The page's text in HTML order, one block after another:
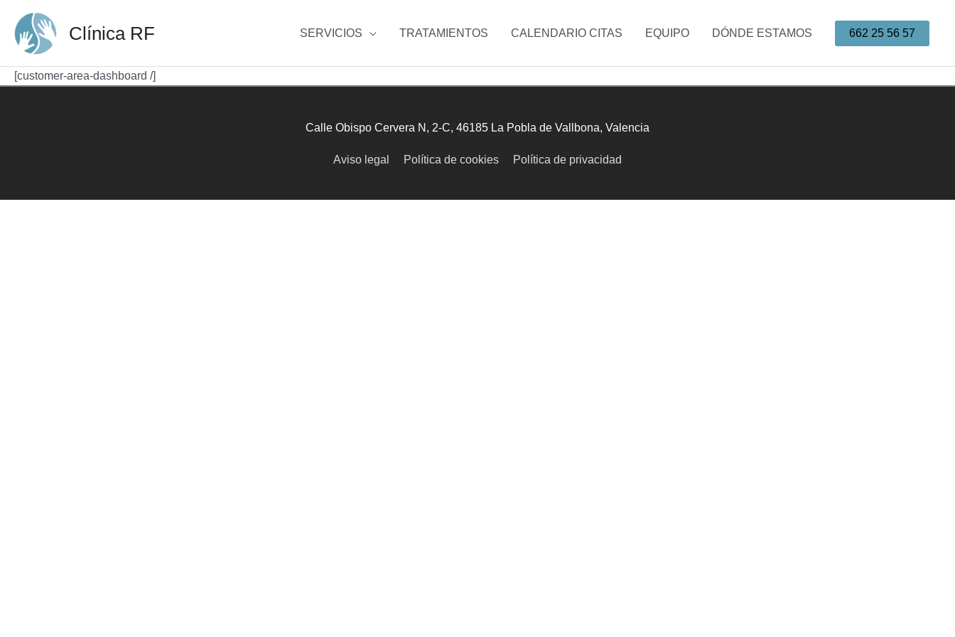
contenido
Clínica RF SERVICIOS TRATAMIENTOS CALENDARIO CITAS EQUIPO DÓNDE ESTAMOS 662 25 56 57
[customer-area-dashboard /]
Calle Obispo Cervera N, 2-C, 46185 La Pobla de Vallbona, Valencia
Aviso legal Política de cookies Política de privacidad